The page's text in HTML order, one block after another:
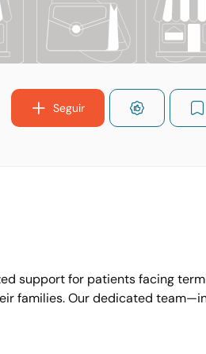
Seguir
support for patients facing
families. Our dedicated